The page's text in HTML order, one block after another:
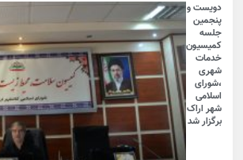
دویست و
پنجمین
جلسه
کمیسیون
خدمات
شهری
،شورای
اسلامی
شهر اراک
برگزار شد